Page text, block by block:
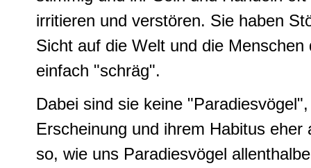
irritieren und verstören. Sie haben
Sicht auf die Welt und die
einfach "schräg".
Dabei sind sie keine
Erscheinung und ihrem Habitus
so, wie uns Paradiesvögel